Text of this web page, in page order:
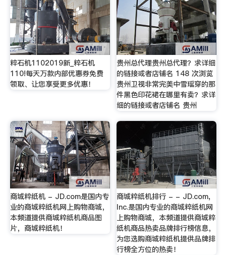
粹石机1102019新_粹石机
110!每天万款内部优惠券免费
领取、让您享受更多优惠！
贵州总代理贵州总代理？求详细
的链接或者店铺名 148 次浏览
贵州卫视非常完美中雪瑶穿的那
件黑色印花裙在哪里有卖？求详
细的链接或者店铺名 贵州
商城粹纸机 - JD.com是国内专
业的商城粹纸机网上购物商城，
本频道提供商城粹纸机商品图
片，商城粹纸机！
商城粹纸机排行 - - JD.com,
Inc.是国内专业的商城粹纸机网
上购物商城，本频道提供商城粹
纸机商品热卖品牌排行榜信息，
为您选购商城粹纸机提供品牌排
行榜全方位的热卖！